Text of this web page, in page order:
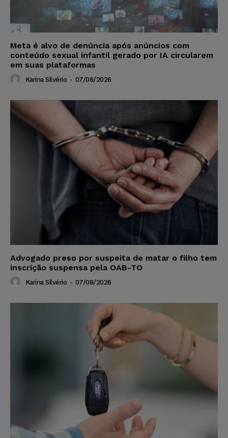
Meta é alvo de denúncia após anúncios com
conteúdo sexual infantil gerado por IA circularem
em suas plataformas
Karina Silvério - 07/08/2026
Advogado preso por suspeita de matar o filho tem
inscrição suspensa pela OAB-TO
Karina Silvério - 07/08/2026